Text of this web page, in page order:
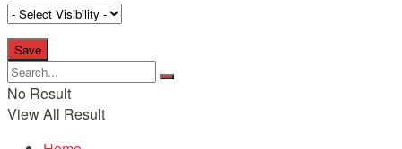
No Result
View All Result